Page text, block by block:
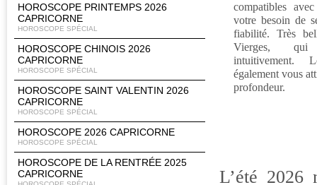
HOROSCOPE PRINTEMPS 2026
CAPRICORNE
HOROSCOPE SPÉCIAL
HOROSCOPE CHINOIS 2026
CAPRICORNE
HOROSCOPE SPÉCIAL
HOROSCOPE SAINT VALENTIN 2026
CAPRICORNE
HOROSCOPE SPÉCIAL
HOROSCOPE 2026 CAPRICORNE
HOROSCOPE SPÉCIAL
HOROSCOPE DE LA RENTRÉE 2025
CAPRICORNE
compatibles
votre besoin de
fiabilité. Très
Vierges, qui
intuitivement.
également vous
profondeur.
L’été 2026